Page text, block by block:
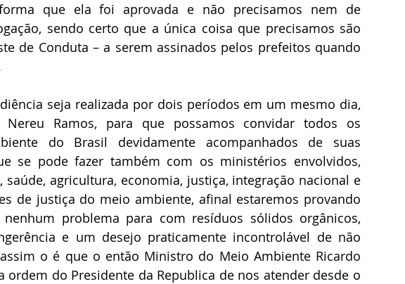
que ela foi aprovada e não precisamos nem de
sendo certo que a única coisa que precisamos são
de Conduta – a serem assinados pelos prefeitos quando
seja realizada por dois períodos em um mesmo dia,
Ramos, para que possamos convidar todos os
do Brasil devidamente acompanhados de suas
se pode fazer também com os ministérios envolvidos,
agricultura, economia, justiça, integração nacional e
de justiça do meio ambiente, afinal estaremos provando
problema para com resíduos sólidos orgânicos,
e um desejo praticamente incontrolável de não
o é que o então Ministro do Meio Ambiente Ricardo
ordem do Presidente da Republica de nos atender desde o